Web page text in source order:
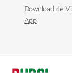
Download de
App